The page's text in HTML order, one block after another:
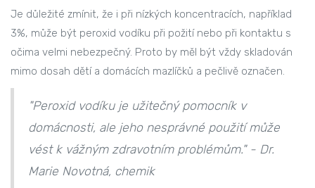
Je důležité zmínit, že i při nízkých koncentracích, například
3%, může být peroxid vodíku při požití nebo při kontaktu s
očima velmi nebezpečný. Proto by měl být vždy skladován
mimo dosah dětí a domácích mazlíčků a pečlivě označen.
"Peroxid vodíku je užitečný pomocník v
domácnosti, ale jeho nesprávné použití může
vést k vážným zdravotním problémům." - Dr.
Marie Novotná, chemik